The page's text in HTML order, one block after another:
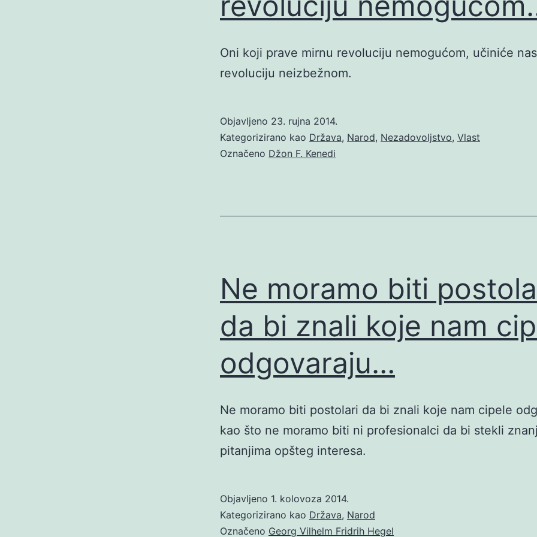
Oni koji prave mirnu revoluciju nemogućom, učiniće
revoluciju neizbežnom.
Objavljeno 23. rujna 2014.
Kategorizirano kao Država, Narod, Nezadovoljstvo, Vlast
Označeno Džon F. Kenedi
Ne moramo biti
da bi znali koje nam
odgovaraju…
Ne moramo biti postolari da bi znali koje nam cipele
kao što ne moramo biti ni profesionalci da bi stekli
pitanjima opšteg interesa.
Objavljeno 1. kolovoza 2014.
Kategorizirano kao Država, Narod
Označeno Georg Vilhelm Fridrih Hegel